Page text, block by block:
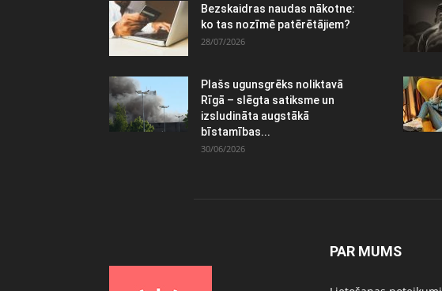
Bezskaidras naudas nākotne:
ko tas nozīmē patērētājiem?
28/07/2026
Plašs ugunsgrēks noliktavā
Rīgā – slēgta satiksme un
izsludināta augstākā
bīstamības...
30/06/2026
PAR MUMS